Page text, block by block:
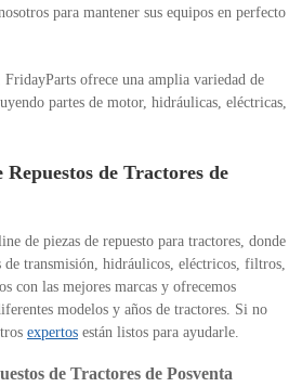
para mantener sus equipos en perfecto
ofrece una amplia variedad de
partes de motor, hidráulicas, eléctricas,
de Tractores de
de piezas de repuesto para tractores, donde
de transmisión, hidráulicos, eléctricos, filtros,
con las mejores marcas y ofrecemos
modelos y años de tractores. Si no
expertos están listos para ayudarle.
de Tractores de Posventa